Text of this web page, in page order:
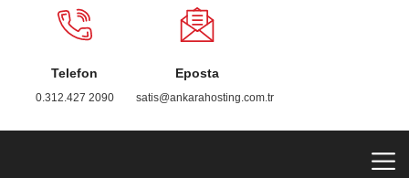
Telefon
0.312.427 2090
Eposta
satis@ankarahosting.com.tr